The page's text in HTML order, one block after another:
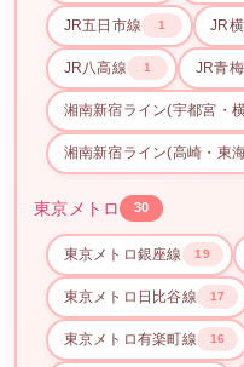
JR五日市線 1 JR
JR八高線 1 JR青
湘南新宿ライン(宇都宮・
湘南新宿ライン(高崎・東
東京メトロ 30
東京メトロ銀座線 19
東京メトロ日比谷線 17
東京メトロ有楽町線 16